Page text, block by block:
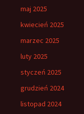
maj 2025
kwiecień 2025
marzec 2025
luty 2025
styczeń 2025
grudzień 2024
listopad 2024